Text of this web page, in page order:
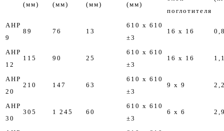
(мм) (мм) (мм) (мм)
поглотителя
AHP
9
89 76 13
610 x 610
±3
16 x 16
AHP
12
115 90 25
610 x 610
±3
16 x 16
AHP
20
210 147 63
610 x 610
±3
9 x 9
AHP
30
305 1 245 60
610 x 610
±3
6 x 6